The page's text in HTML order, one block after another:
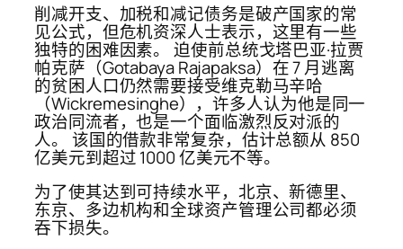
削减开支、加税和减记债务是破产国家的常
见公式，但危机资深人士表示，这里有一些
独特的困难因素。 迫使前总统戈塔巴亚·拉贾
帕克萨（Gotabaya Rajapaksa）在 7 月逃离
的贫困人口仍然需要接受维克勒马辛哈
（Wickremesinghe），许多人认为他是同一
政治同流者，也是一个面临激烈反对派的
人。 该国的借款非常复杂，估计总额从 850
亿美元到超过 1000 亿美元不等。
为了使其达到可持续水平，北京、新德里、
东京、多边机构和全球资产管理公司都必须
吞下损失。